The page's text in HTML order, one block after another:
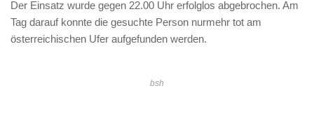
Der Einsatz wurde gegen 22.00 Uhr erfolglos abgebrochen. Am
Tag darauf konnte die gesuchte Person nurmehr tot am
österreichischen Ufer aufgefunden werden.
bsh